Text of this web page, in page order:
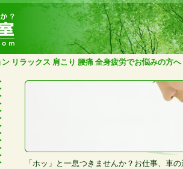
ン リラックス 肩こり 腰痛 全身疲労でお悩みの方
「ホッ」と一息つきませんか？お仕事、車